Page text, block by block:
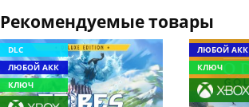
Рекомендуемые товары
DLC
ЛЮБОЙ АКК
КЛЮЧ
ЛЮБОЙ АКК
КЛЮЧ